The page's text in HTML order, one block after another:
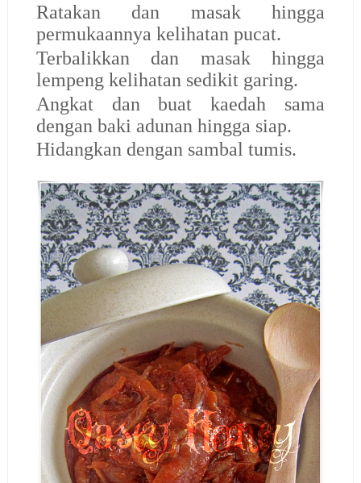
Ratakan dan masak hingga
permukaannya kelihatan pucat.
Terbalikkan dan masak hingga
lempeng kelihatan sedikit garing.
Angkat dan buat kaedah sama
dengan baki adunan hingga siap.
Hidangkan dengan sambal tumis.